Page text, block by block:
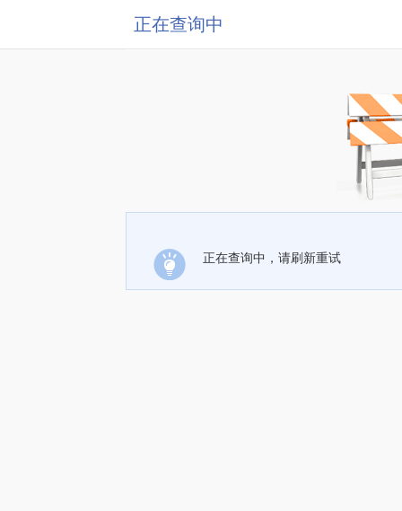
正在查询中
正在查询中，请刷新重试